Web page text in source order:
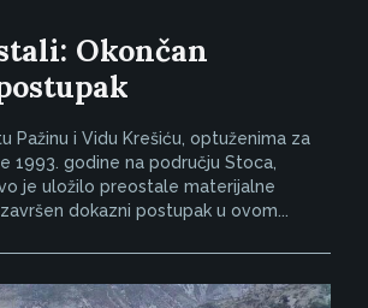
Okončan
Pažinu i Vidu Krešiću, optuženima za
1993. godine na području Stoca,
je uložilo preostale materijalne
dokazni postupak u ovom...